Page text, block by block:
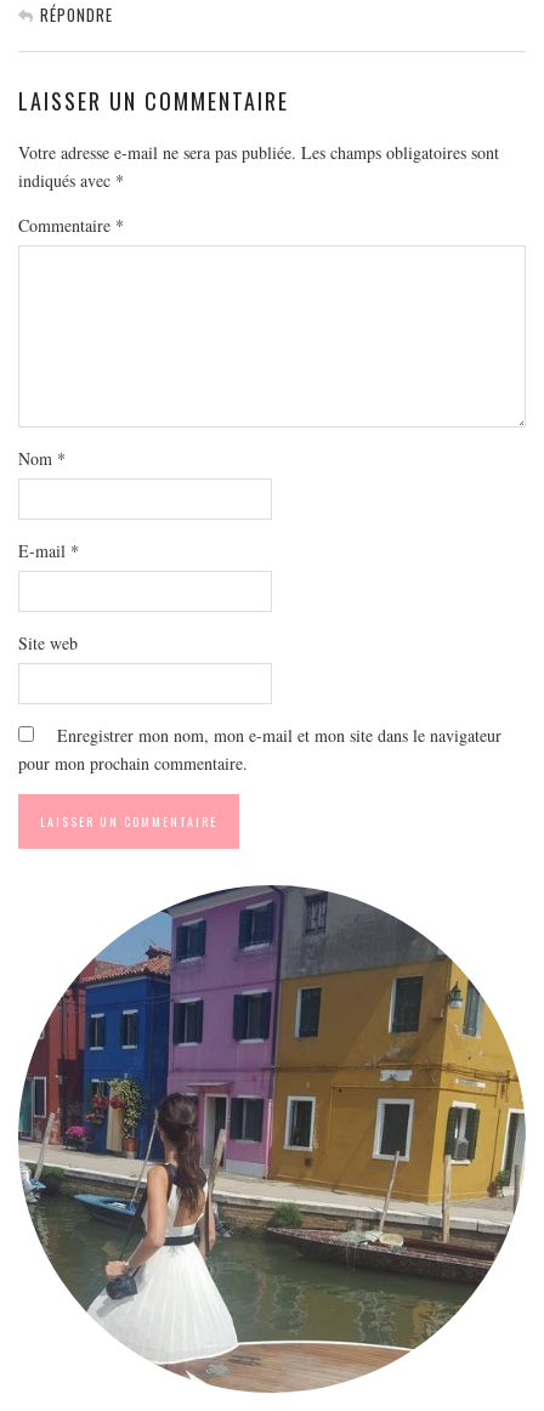
RÉPONDRE
LAISSER UN COMMENTAIRE
Votre adresse e-mail ne sera pas publiée. Les champs obligatoires sont
indiqués avec *
Commentaire *
Nom *
E-mail *
Site web
Enregistrer mon nom, mon e-mail et mon site dans le navigateur
pour mon prochain commentaire.